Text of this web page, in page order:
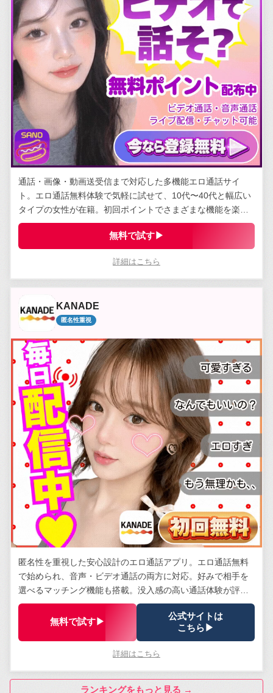
通話・画像・動画送受信まで対応した多機能エロ通話サイ
ト。エロ通話無料体験で気軽に試せて、10代〜40代と幅広い
タイプの女性が在籍。初回ポイントでさまざまな機能を楽し
める。
無料で試す▶
詳細はこちら
KANADE
匿名性重視
匿名性を重視した安心設計のエロ通話アプリ。エロ通話無料
で始められ、音声・ビデオ通話の両方に対応。好みで相手を
選べるマッチング機能も搭載。没入感の高い通話体験が評
判。
無料で試す▶
公式サイトは
こちら▶
詳細はこちら
ランキングをもっと見る →